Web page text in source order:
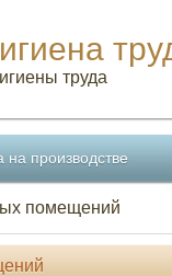
труда
на производстве
помещений